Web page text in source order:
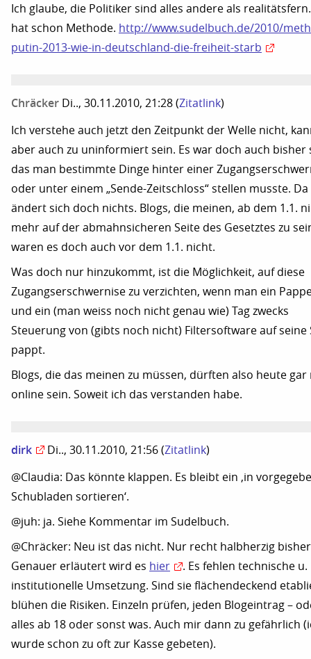
Ich glaube, die Politiker sind alles andere als
hat schon Methode. http://www.sudelbuch.de/2010/
putin-2013-wie-in-deutschland-die-freiheit-starb
Chräcker Di.., 30.11.2010, 21:28 (Zitatlink)
Ich verstehe auch jetzt den Zeitpunkt der Welle nicht,
aber auch zu uninformiert sein. Es war doch auch bisher
das man bestimmte Dinge hinter einer
oder unter einem „Sende-Zeitschloss“ stellen musste. Da
ändert sich doch nichts. Blogs, die meinen, ab dem 1.1.
mehr auf der abmahnsicheren Seite des Gesetztes zu
waren es doch auch vor dem 1.1. nicht.
Was doch nur hinzukommt, ist die Möglichkeit, auf diese
Zugangserschwernise zu verzichten, wenn man ein
und ein (man weiss noch nicht genau wie) Tag zwecks
Steuerung von (gibts noch nicht) Filtersoftware auf seine
pappt.
Blogs, die das meinen zu müssen, dürften also heute gar
online sein. Soweit ich das verstanden habe.
dirk Di.., 30.11.2010, 21:56 (Zitatlink)
@Claudia: Das könnte klappen. Es bleibt ein ‚in
Schubladen sortieren‘.
@juh: ja. Siehe Kommentar im Sudelbuch.
@Chräcker: Neu ist das nicht. Nur recht halbherzig
Genauer erläutert wird es hier
. Es fehlen technische u.
institutionelle Umsetzung. Sind sie flächendeckend
blühen die Risiken. Einzeln prüfen, jeden Blogeintrag –
alles ab 18 oder sonst was. Auch mir dann zu gefährlich
wurde schon zu oft zur Kasse gebeten).